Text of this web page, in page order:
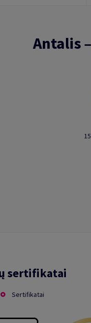
Antalis
sertifikatai
Sertifikatai